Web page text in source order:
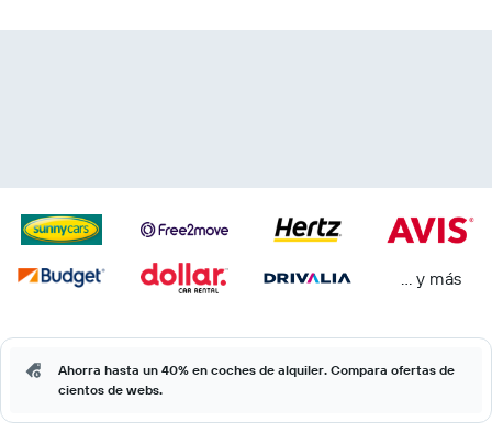
… y más
Ahorra hasta un 40% en coches de alquiler. Compara ofertas de
cientos de webs.